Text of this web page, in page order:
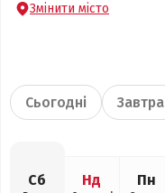
Змінити місто
Сьогодні Завтра
Сб Нд Пн